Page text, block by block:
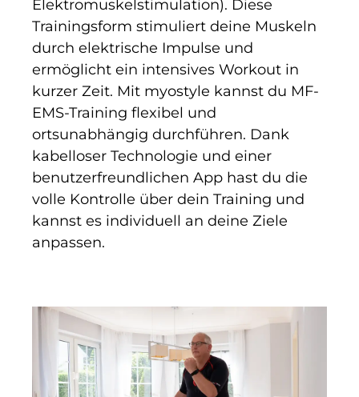
Elektromuskelstimulation). Diese
Trainingsform stimuliert deine Muskeln
durch elektrische Impulse und
ermöglicht ein intensives Workout in
kurzer Zeit. Mit myostyle kannst du MF-
EMS-Training flexibel und
ortsunabhängig durchführen. Dank
kabelloser Technologie und einer
benutzerfreundlichen App hast du die
volle Kontrolle über dein Training und
kannst es individuell an deine Ziele
anpassen.